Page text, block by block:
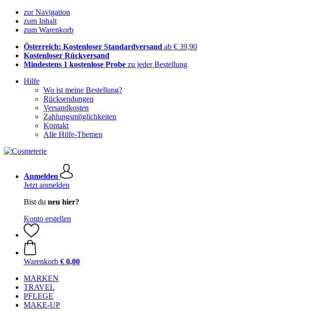
zur Navigation
zum Inhalt
zum Warenkorb
Österreich: Kostenloser Standardversand ab € 39,90
Kostenloser Rückversand
Mindestens 1 kostenlose Probe zu jeder Bestellung
Hilfe
Wo ist meine Bestellung?
Rücksendungen
Versandkosten
Zahlungsmöglichkeiten
Kontakt
Alle Hilfe-Themen
Anmelden
Jetzt anmelden
Bist du neu hier?
Konto erstellen
Warenkorb € 0,00
MARKEN
TRAVEL
PFLEGE
MAKE-UP